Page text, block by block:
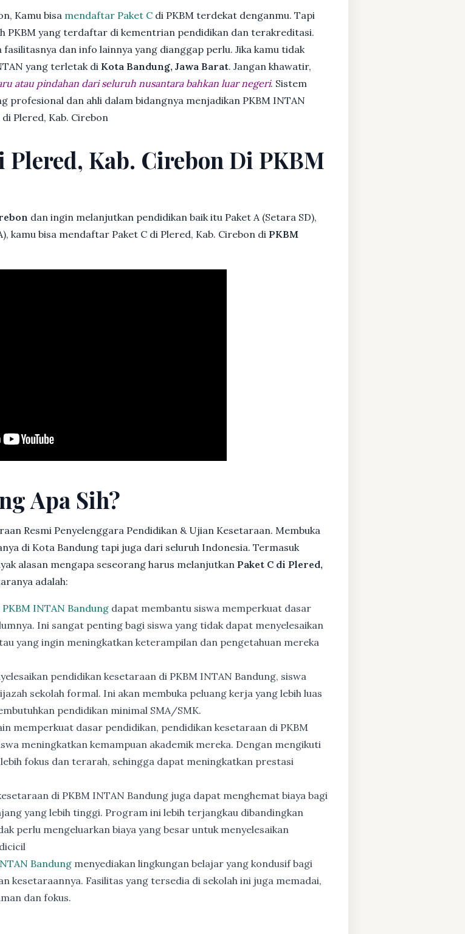
Kamu bisa mendaftar Paket C di PKBM terdekat denganmu. Tapi
PKBM yang terdaftar di kementrian pendidikan dan terakreditasi.
dan info lainnya yang dianggap perlu. Jika kamu tidak
yang terletak di Kota Bandung, Jawa Barat. Jangan khawatir,
atau pindahan dari seluruh nusantara bahkan luar negeri. Sistem
dan ahli dalam bidangnya menjadikan PKBM INTAN
Plered, Kab. Cirebon
Plered, Kab. Cirebon Di PKBM
dan ingin melanjutkan pendidikan baik itu Paket A (Setara SD),
kamu bisa mendaftar Paket C di Plered, Kab. Cirebon di PKBM
Apa Sih?
Resmi Penyelenggara Pendidikan & Ujian Kesetaraan. Membuka
di Kota Bandung tapi juga dari seluruh Indonesia. Termasuk
alasan mengapa seseorang harus melanjutkan Paket C di Plered,
adalah:
PKBM INTAN Bandung dapat membantu siswa memperkuat dasar
Ini sangat penting bagi siswa yang tidak dapat menyelesaikan
yang ingin meningkatkan keterampilan dan pengetahuan mereka
pendidikan kesetaraan di PKBM INTAN Bandung, siswa
sekolah formal. Ini akan membuka peluang kerja yang lebih luas
pendidikan minimal SMA/SMK.
memperkuat dasar pendidikan, pendidikan kesetaraan di PKBM
meningkatkan kemampuan akademik mereka. Dengan mengikuti
fokus dan terarah, sehingga dapat meningkatkan prestasi
di PKBM INTAN Bandung juga dapat menghemat biaya bagi
yang lebih tinggi. Program ini lebih terjangkau dibandingkan
perlu mengeluarkan biaya yang besar untuk menyelesaikan
Bandung menyediakan lingkungan belajar yang kondusif bagi
kesetaraannya. Fasilitas yang tersedia di sekolah ini juga memadai,
dan fokus.